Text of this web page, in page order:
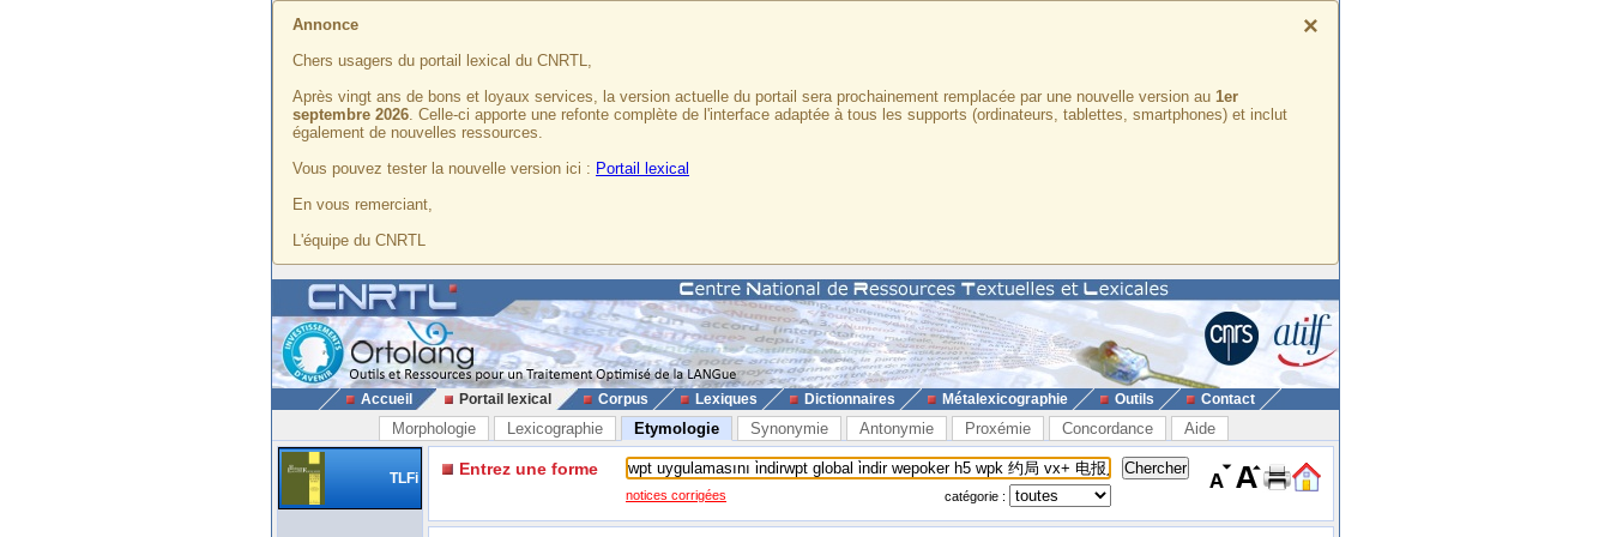
×
Annonce
Chers usagers du portail lexical du CNRTL,
Après vingt ans de bons et loyaux services, la version actuelle du portail sera prochainement remplacée par une nouvelle version au 1er
septembre 2026. Celle-ci apporte une refonte complète de l'interface adaptée à tous les supports (ordinateurs, tablettes, smartphones) et inclut
également de nouvelles ressources.
Vous pouvez tester la nouvelle version ici : Portail lexical
En vous remerciant,
L'équipe du CNRTL
Accueil Portail lexical Corpus Lexiques Dictionnaires Métalexicographie Outils Contact
Morphologie Lexicographie Etymologie Synonymie Antonymie Proxémie Concordance Aide
TLFi Entrez une forme
notices corrigées catégorie :